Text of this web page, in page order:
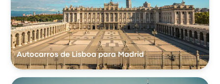
Autocarros de Lisboa para Madrid